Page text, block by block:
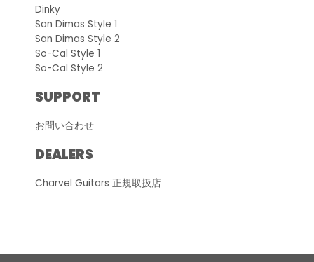
Dinky
San Dimas Style 1
San Dimas Style 2
So-Cal Style 1
So-Cal Style 2
SUPPORT
お問い合わせ
DEALERS
Charvel Guitars 正規取扱店